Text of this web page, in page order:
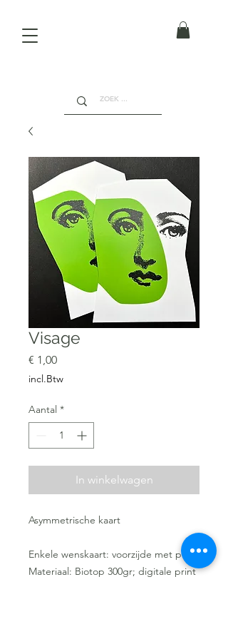
Visage
€ 1,00Prijs
incl.Btw
Aantal *
In winkelwagen
Asymmetrische kaart
Enkele wenskaart: voorzijde met print
Materiaal: Biotop 300gr; digitale print